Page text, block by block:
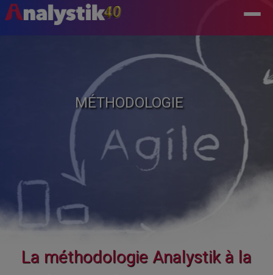
MÉTHODOLOGIE
La méthodologie Analystik à la